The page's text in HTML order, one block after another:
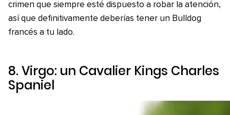
crimen que siempre esté dispuesto a robar la atención,
así que definitivamente deberías tener un Bulldog
francés a tu lado.
8. Virgo: un Cavalier Kings Charles
Spaniel